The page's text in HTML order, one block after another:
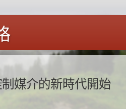
媒介的新時代開始